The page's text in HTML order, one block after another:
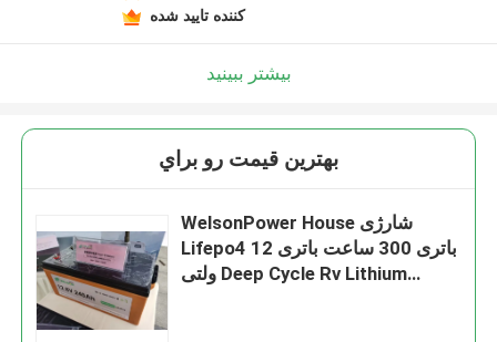
کننده تایید شده
بیشتر ببینید
بهترين قيمت رو براي
WelsonPower House شارژی
Lifepo4 باتری 300 ساعت باتری 12
ولتی Deep Cycle Rv Lithium